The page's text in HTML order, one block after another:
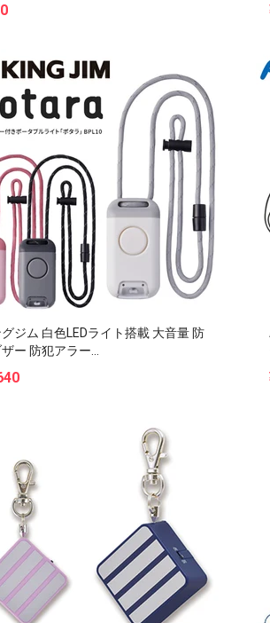
ジム 白色LEDライト搭載 大音量 防
ー 防犯アラー...